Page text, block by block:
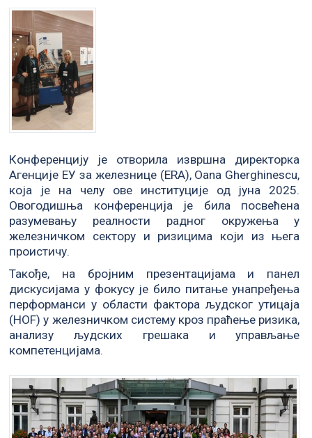
Конференцију је отворила извршна директорка
Агенције ЕУ за железнице (ERA), Oana Gherghinescu,
која је на челу ове институције од јуна 2025.
Овогодишња конференција је била посвећена
разумевању реалности радног окружења у
железничком сектору и ризицима који из њега
проистичу.
Такође, на бројним презентацијама и панел
дискусијама у фокусу је било питање унапређења
перформанси у области фактора људског утицаја
(HOF) у железничком систему кроз праћење ризика,
анализу људских грешака и управљање
компетенцијама.